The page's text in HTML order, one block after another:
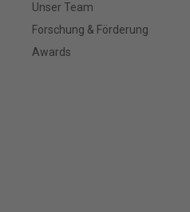
Unser Team
Forschung & Förderung
Awards